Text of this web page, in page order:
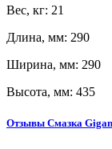
Вес, кг: 21
Длина, мм: 290
Ширина, мм: 290
Высота, мм: 435
Отзывы Смазка